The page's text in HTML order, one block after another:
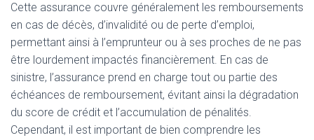
Cette assurance couvre généralement les remboursements
en cas de décès, d’invalidité ou de perte d’emploi,
permettant ainsi à l’emprunteur ou à ses proches de ne pas
être lourdement impactés financièrement. En cas de
sinistre, l’assurance prend en charge tout ou partie des
échéances de remboursement, évitant ainsi la dégradation
du score de crédit et l’accumulation de pénalités.
Cependant, il est important de bien comprendre les